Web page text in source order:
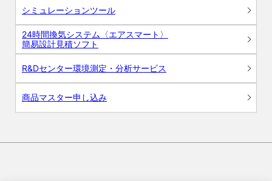
シミュレーションツール
24時間換気システム〈エアスマート〉
簡易設計見積ソフト
R&Dセンター環境測定・分析サービス
商品マスター申し込み